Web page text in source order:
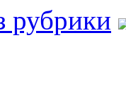
рубрики